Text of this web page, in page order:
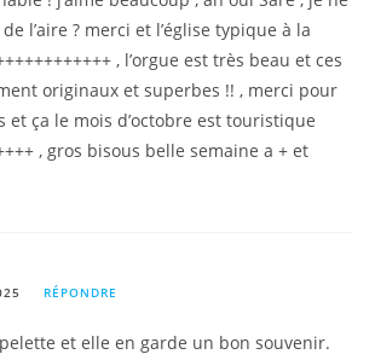
l’aire ? merci et l’église typique à la
, l’orgue est très beau et ces
originaux et superbes !! , merci pour
et ça le mois d’octobre est touristique
, gros bisous belle semaine a + et
RÉPONDRE
et elle en garde un bon souvenir.